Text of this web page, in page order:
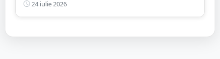
să stea pe gânduri
24 iulie 2026